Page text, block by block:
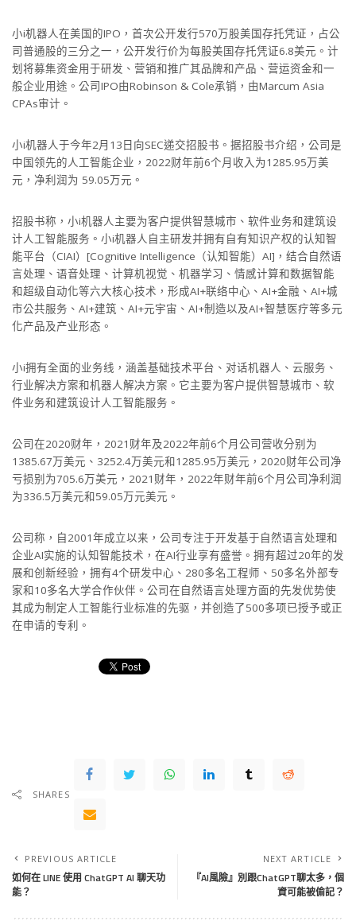
小i机器人在美国的IPO，首次公开发行570万股美国存托凭证，占公
司普通股的三分之一，公开发行价为每股美国存托凭证6.8美元。计
划将募集资金用于研发、营销和推广其品牌和产品、营运资金和一
般企业用途。公司IPO由Robinson & Cole承销，由Marcum Asia
CPAs审计。
小i机器人于今年2月13日向SEC递交招股书。据招股书介绍，公司是
中国领先的人工智能企业，2022财年前6个月收入为1285.95万美
元，净利润为 59.05万元。
招股书称，小i机器人主要为客户提供智慧城市、软件业务和建筑设
计人工智能服务。小i机器人自主研发并拥有自有知识产权的认知智
能平台（CIAI）[Cognitive Intelligence（认知智能）AI]，结合自然语
言处理、语音处理、计算机视觉、机器学习、情感计算和数据智能
和超级自动化等六大核心技术，形成AI+联络中心、AI+金融、AI+城
市公共服务、AI+建筑、AI+元宇宙、AI+制造以及AI+智慧医疗等多元
化产品及产业形态。
小i拥有全面的业务线，涵盖基础技术平台、对话机器人、云服务、
行业解决方案和机器人解决方案。它主要为客户提供智慧城市、软
件业务和建筑设计人工智能服务。
公司在2020财年，2021财年及2022年前6个月公司营收分别为
1385.67万美元、3252.4万美元和1285.95万美元，2020财年公司净
亏损别为705.6万美元，2021财年，2022年财年前6个月公司净利润
为336.5万美元和59.05万元美元。
公司称，自2001年成立以来，公司专注于开发基于自然语言处理和
企业AI实施的认知智能技术，在AI行业享有盛誉。拥有超过20年的发
展和创新经验，拥有4个研发中心、280多名工程师、50多名外部专
家和10多名大学合作伙伴。公司在自然语言处理方面的先发优势使
其成为制定人工智能行业标准的先驱，并创造了500多项已授予或正
在申请的专利。
SHARES
PREVIOUS ARTICLE
如何在 LINE 使用 ChatGPT AI 聊天功
能？
NEXT ARTICLE
『AI風險』別跟ChatGPT聊太多，個
資可能被偷記？